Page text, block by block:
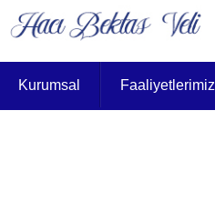
Kurumsal Faaliyetlerimiz